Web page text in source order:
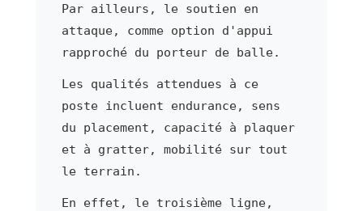
Par ailleurs, le soutien en
attaque, comme option d'appui
rapproché du porteur de balle.
Les qualités attendues à ce
poste incluent endurance, sens
du placement, capacité à plaquer
et à gratter, mobilité sur tout
le terrain.
En effet, le troisième ligne,